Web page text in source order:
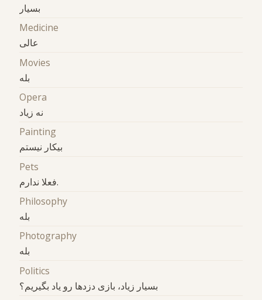
بسیار
Medicine
عالی
Movies
بله
Opera
نه زیاد
Painting
بیکار نیستم
Pets
فعلا ندارم.
Philosophy
بله
Photography
بله
Politics
بسیار زیاد، بازی دزدها رو یاد بگیریم؟